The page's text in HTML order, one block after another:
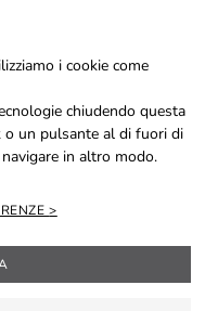
i cookie come
chiudendo questa
o un pulsante al di fuori di
in altro modo.